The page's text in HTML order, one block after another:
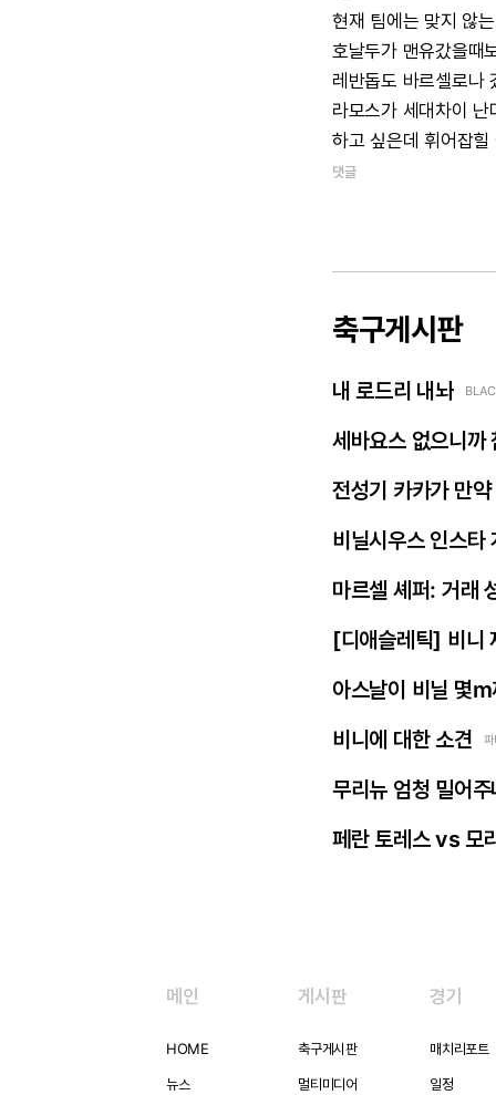
현재 팀에는 맞지 않
호날두가 맨유갔을때
레반돕도 바르셀로나
라모스가 세대차이 난
하고 싶은데 휘어잡힐
댓글
축구게시판
내 로드리 내놔
세바요스 없으니까
전성기 카카가 만
비닐시우스 인스타
마르셀 셰퍼: 거래
[디애슬레틱] 비니
아스날이 비닐 몇
비니에 대한 소견
무리뉴 엄청 밀어
페란 토레스 vs 모
메인
HOME
뉴스
게시판
축구게시판
멀티미디어
경기
매치리포트
일정